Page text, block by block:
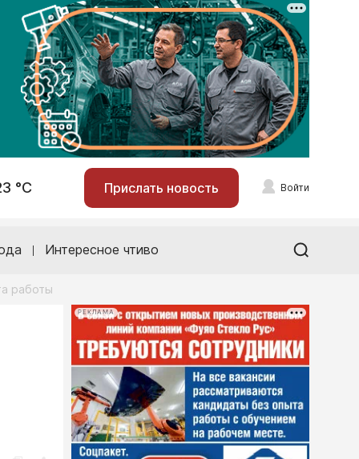
°С Прислать новость Войти
Интересное чтиво
работы
РЕКЛАМА